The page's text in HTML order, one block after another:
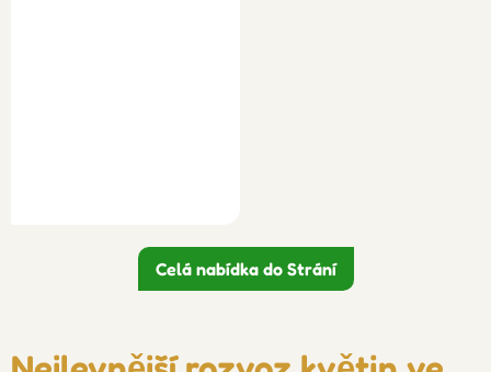
Celá nabídka do Strání